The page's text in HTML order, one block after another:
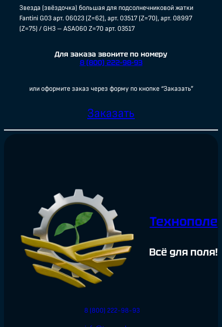
Звезда (звёздочка) большая для подсолнечниковой жатки
Fantini G03 арт. 06023 (Z=62), арт. 03517 (Z=70), арт. 08997
(Z=75) / GH3 – ASA060 Z=70 арт. 03517
Для заказа звоните по номеру
8 (800) 222-98-93
или оформите заказ через форму по кнопке “Заказать”
Заказать
Технополе
Всё для поля!
8 (800) 222-98-93